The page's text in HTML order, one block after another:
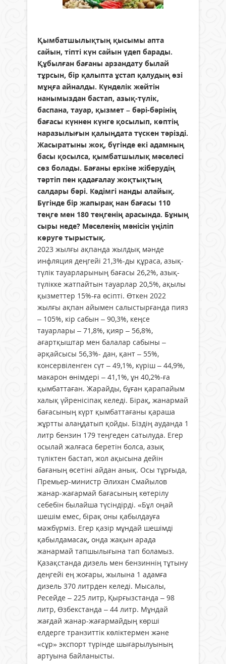
Қымбатшылықтың қысымы апта
сайын, тіпті күн сайын үдеп барады.
Құбылған бағаны арзандату былай
тұрсын, бір қалыпта ұстап қалудың өзі
мұңға айналды. Күнделік жейтін
нанымыздан бастап, азық-түлік,
баспана, тауар, қызмет – бәрі-бәрінің
бағасы күннен күнге қосылып, көптің
наразылығын қалыңдата түскен тәрізді.
Жасыратыны жоқ, бүгінде екі адамның
басы қосылса, қымбатшылық мәселесі
сөз болады. Бағаны еркіне жіберудің
тәртіп пен қадағалау жоқтықтың
салдары бәрі. Кәдімгі нанды алайық.
Бүгінде бір жапырақ нан бағасы 110
теңге мен 180 теңгенің арасында. Бұның
сыры неде? Мәселенің мәнісін үңіліп
көруге тырыстық.
2023 жылғы ақпанда жылдық мәнде
инфляция деңгейі 21,3%-ды құраса, азық-
түлік тауарларының бағасы 26,2%, азық-
түлікке жатпайтын тауарлар 20,5%, ақылы
қызметтер 15%-ға өсіпті. Өткен 2022
жылғы ақпан айымен салыстырғанда пияз
– 105%, кір сабын – 90,3%, кеңсе
тауарлары – 71,8%, қияр – 56,8%,
ағартқыштар мен балалар сабыны –
әрқайсысы 56,3%- дан, қант – 55%,
консервіленген сүт – 49,1%, күріш – 44,9%,
макарон өнімдері – 41,1%, ұн 40,2%-ға
қымбаттаған. Жарайды, бұған қарапайым
халық үйренісіпақ келеді. Бірақ, жанармай
бағасының күрт қымбаттағаны қараша
жұртты алаңдатып қойды. Біздің ауданда 1
литр бензин 179 теңгеден сатылуда. Егер
осылай жалғаса беретін болса, азық
түліктен бастап, жол ақысына дейін
бағаның өсетіні айдан анық. Осы тұрғыда,
Премьер-министр Әлихан Смайылов
жанар-жағармай бағасының көтерілу
себебін былайша түсіндірді. «Бұл оңай
шешім емес, бірақ оны қабылдауға
мәжбүрміз. Егер қазір мұндай шешімді
қабылдамасақ, онда жақын арада
жанармай тапшылығына тап боламыз.
Қазақстанда дизель мен бензиннің тұтыну
деңгейі ең жоғары, жылына 1 адамға
дизель 370 литрден келеді. Мысалы,
Ресейде – 225 литр, Қырғызстанда – 98
литр, Өзбекстанда – 44 литр. Мұндай
жағдай жанар-жағармайдың көрші
елдерге транзиттік көліктермен және
«сұр» экспорт түрінде шығарылуының
артуына байланысты.